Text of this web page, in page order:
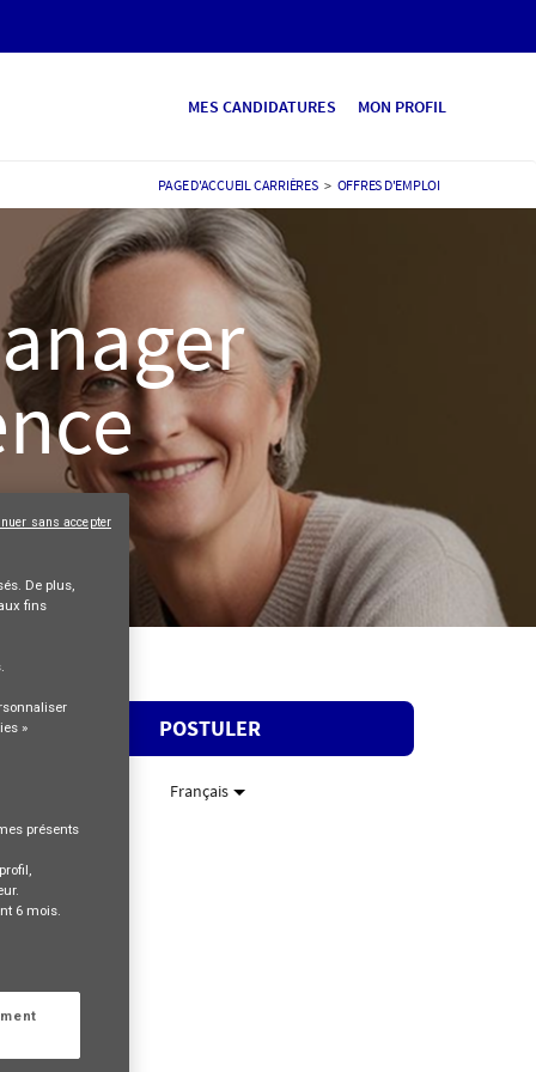
MES CANDIDATURES MON PROFIL
PAGE D'ACCUEIL CARRIÈRES > OFFRES D'EMPLOI
POSTULER
Français
De plus,
fins
.
»
présents
6 mois.
sans accepter